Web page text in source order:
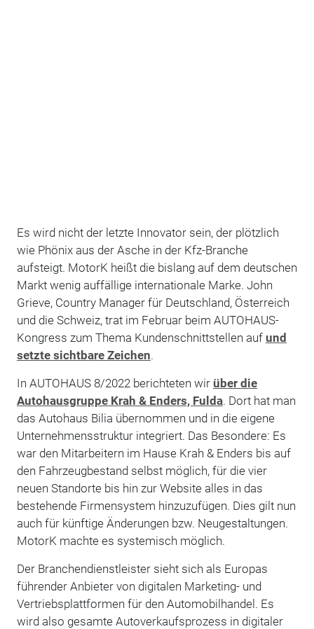
Es wird nicht der letzte Innovator sein, der plötzlich
wie Phönix aus der Asche in der Kfz-Branche
aufsteigt. MotorK heißt die bislang auf dem deutschen
Markt wenig auffällige internationale Marke. John
Grieve, Country Manager für Deutschland, Österreich
und die Schweiz, trat im Februar beim AUTOHAUS-
Kongress zum Thema Kundenschnittstellen auf und
setzte sichtbare Zeichen.
In AUTOHAUS 8/2022 berichteten wir über die
Autohausgruppe Krah & Enders, Fulda. Dort hat man
das Autohaus Bilia übernommen und in die eigene
Unternehmensstruktur integriert. Das Besondere: Es
war den Mitarbeitern im Hause Krah & Enders bis auf
den Fahrzeugbestand selbst möglich, für die vier
neuen Standorte bis hin zur Website alles in das
bestehende Firmensystem hinzuzufügen. Dies gilt nun
auch für künftige Änderungen bzw. Neugestaltungen.
MotorK machte es systemisch möglich.
Der Branchendienstleister sieht sich als Europas
führender Anbieter von digitalen Marketing- und
Vertriebsplattformen für den Automobilhandel. Es
wird also gesamte Autoverkaufsprozess in digitaler